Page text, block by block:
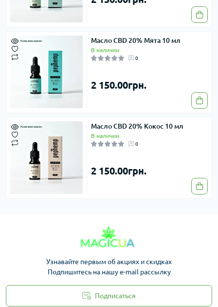
Масло CBD 20% Мята 10 мл
В наличии
0
2 150.00грн.
Масло CBD 20% Кокос 10 мл
В наличии
0
2 150.00грн.
Узнавайте первым об акциях и скидках
Подпишитесь на нашу e-mail рассылку
Подписаться